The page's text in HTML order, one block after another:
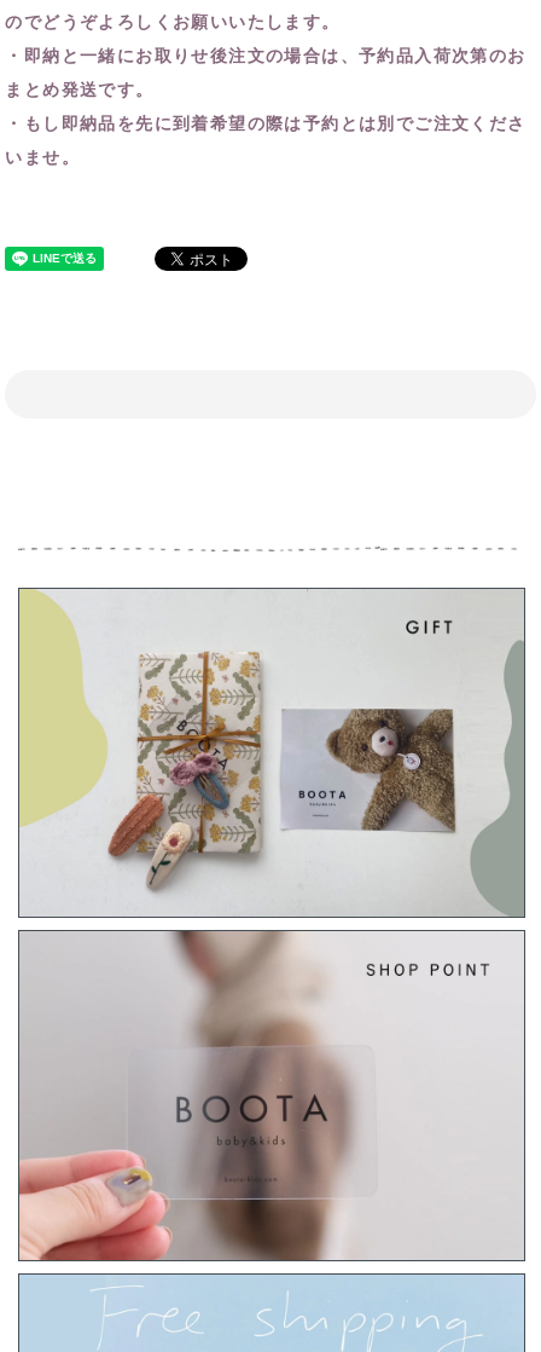
のでどうぞよろしくお願いいたします。
・即納と一緒にお取りせ後注文の場合は、予約品入荷次第のお
まとめ発送です。
・もし即納品を先に到着希望の際は予約とは別でご注文くださ
いませ。